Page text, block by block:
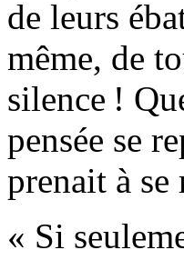
de leurs
même, de
silence !
pensée se
prenait à se
« Si